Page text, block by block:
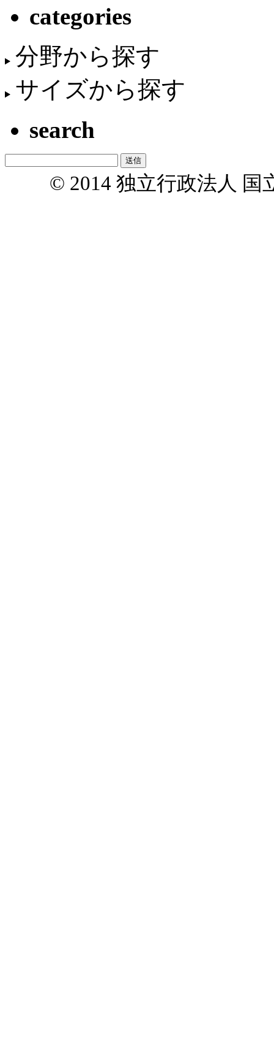
categories
分野から探す
サイズから探す
search
© 2014 独立行政法人 国